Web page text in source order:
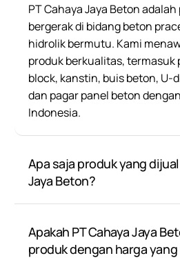
PT Cahaya Jaya Beton
bergerak di bidang beton
hidrolik bermutu. Kami
produk berkualitas, termasuk
block, kanstin, buis beton, U-
dan pagar panel beton
Indonesia.
Apa saja produk yang
Jaya Beton?
Apakah PT Cahaya Jaya
produk dengan harga